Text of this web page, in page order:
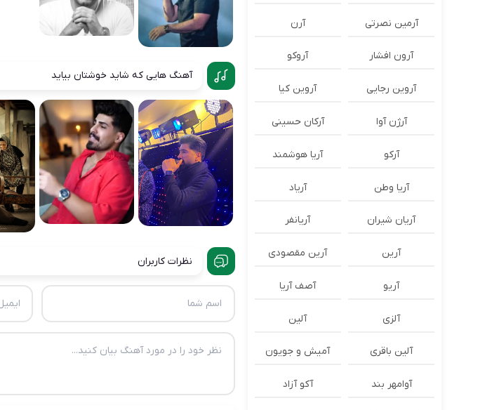
آهنگ هایی که شاید خوشتان بیاید
نظرات کاربران
آرمین نصرتی آرن
آرون افشار آروکو
آروین رجایی آروین کیا
آرژن آوا آرکان حسینی
آرکو آریا هوشمند
آریا وطن آریاد
آریان شیران آریانفر
آرین آرین مقصودی
آریو آصف آریا
آلزی آلین
آلین باقری آمیش و جویون
آوامهر بند آکو آزاد